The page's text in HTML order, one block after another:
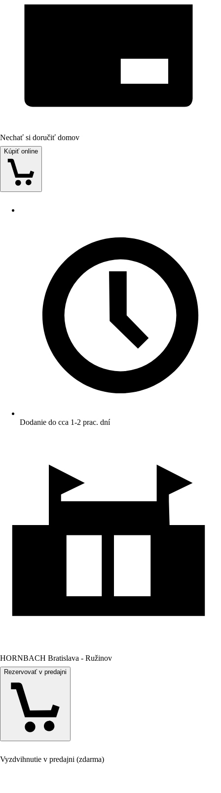
Nechať si doručiť domov
Kúpiť online
Dodanie do cca 1-2 prac. dní
HORNBACH Bratislava - Ružinov
Rezervovať v predajni
Vyzdvihnutie v predajni (zdarma)